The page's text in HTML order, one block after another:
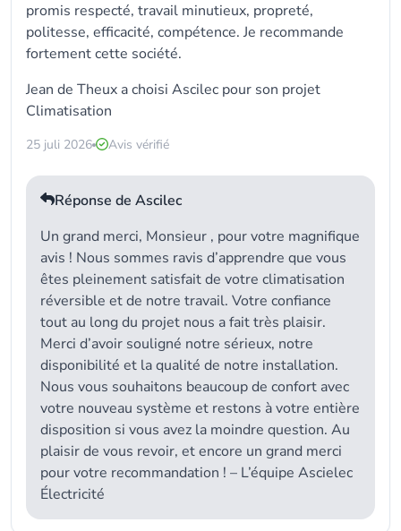
promis respecté, travail minutieux, propreté,
politesse, efficacité, compétence. Je recommande
fortement cette société.
Jean de Theux a choisi Ascilec pour son projet
Climatisation
25 juli 2026 Avis vérifié
Réponse de Ascilec
Un grand merci, Monsieur , pour votre magnifique
avis ! Nous sommes ravis d’apprendre que vous
êtes pleinement satisfait de votre climatisation
réversible et de notre travail. Votre confiance
tout au long du projet nous a fait très plaisir.
Merci d’avoir souligné notre sérieux, notre
disponibilité et la qualité de notre installation.
Nous vous souhaitons beaucoup de confort avec
votre nouveau système et restons à votre entière
disposition si vous avez la moindre question. Au
plaisir de vous revoir, et encore un grand merci
pour votre recommandation ! – L’équipe Ascielec
Électricité